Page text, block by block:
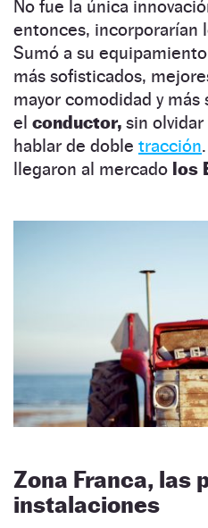
No fue la única
entonces, incorporarían
Sumó a su
más sofisticados,
mayor comodidad y más
el conductor, sin
hablar de doble tracción
llegaron al mercado los
Zona Franca, las
instalaciones